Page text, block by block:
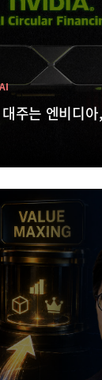
주는 엔비디